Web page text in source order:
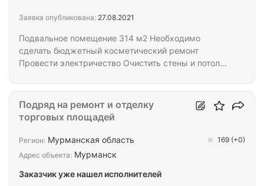
Подвальное помещение 314 м2 Необходимо
сделать бюджетный косметический ремонт
Провести электричество Очистить стены и потолок
Заявка опубликована: 27.08.2021
Подряд на ремонт и отделку
торговых площадей
Регион: Мурманская область 169 (+0)
Адрес объекта: Мурманск
Заказчик уже нашел исполнителей